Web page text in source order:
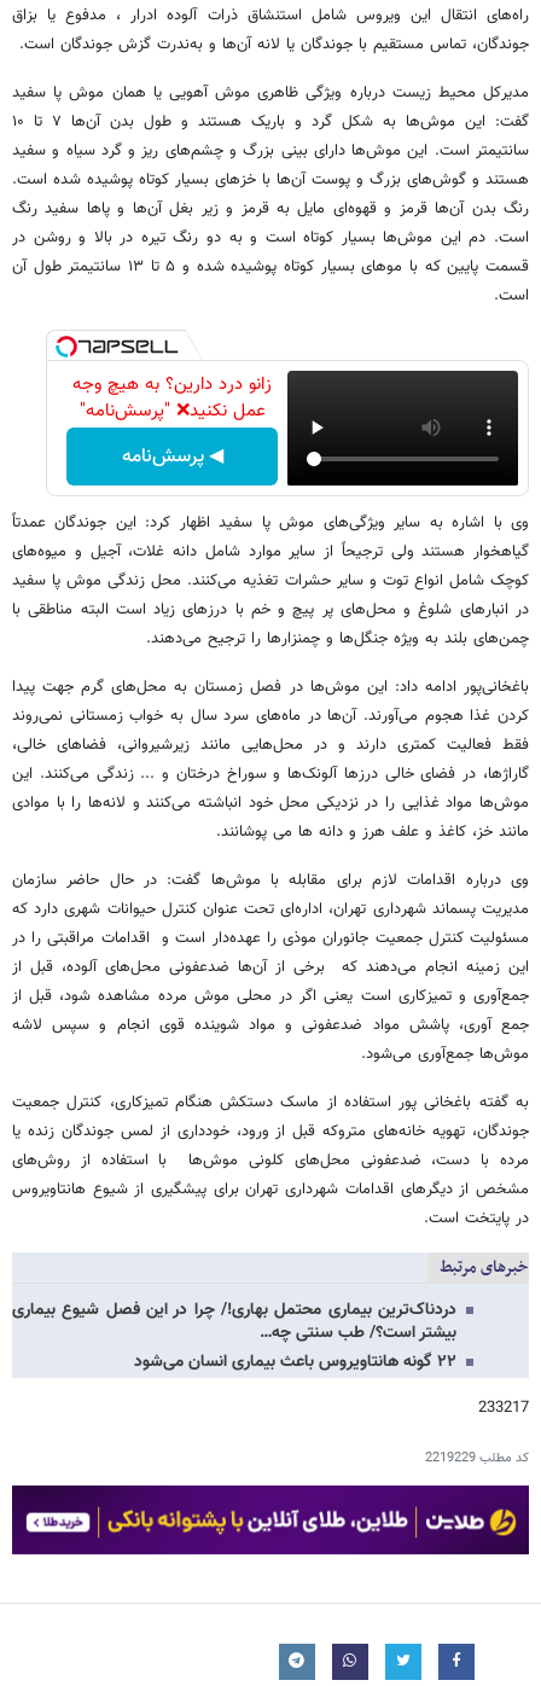
راه‌های انتقال این ویروس شامل استنشاق ذرات آلوده ادرار ، مدفوع یا بزاق
جوندگان، تماس مستقیم با جوندگان یا لانه آن‌ها و به‌ندرت گزش جوندگان است.
مدیرکل محیط زیست درباره ویژگی ظاهری موش آهویی یا همان موش پا سفید
گفت: این موش‌ها به شکل گرد و باریک هستند و طول بدن آن‌ها ۷ تا ۱۰
سانتیمتر است. این موش‌ها دارای بینی بزرگ و چشم‌های ریز و گرد سیاه و سفید
هستند و گوش‌های بزرگ و پوست آن‌ها با خزهای بسیار کوتاه پوشیده شده است.
رنگ بدن آن‌ها قرمز و قهوه‌ای مایل به قرمز و زیر بغل آن‌ها و پاها سفید رنگ
است. دم این موش‌ها بسیار کوتاه است و به دو رنگ تیره در بالا و روشن در
قسمت پایین که با موهای بسیار کوتاه پوشیده شده و ۵ تا ۱۳ سانتیمتر طول آن
است.
زانو درد دارین؟ به هیچ وجه
عمل نکنید❌ "پرسش‌نامه"
◀ پرسش‌نامه
وی با اشاره به سایر ویژگی‌های موش پا سفید اظهار کرد: این جوندگان عمدتاً
گیاهخوار هستند ولی ترجیحاً از سایر موارد شامل دانه غلات، آجیل و میوه‌های
کوچک شامل انواع توت و سایر حشرات تغذیه می‌کنند. محل زندگی موش پا سفید
در انبارهای شلوغ و محل‌های پر پیچ و خم با درزهای زیاد است البته مناطقی با
چمن‌های بلند به ویژه جنگل‌ها و چمنزارها را ترجیح می‌دهند.
باغخانی‌پور ادامه داد: این موش‌ها در فصل زمستان به محل‌های گرم جهت پیدا
کردن غذا هجوم می‌آورند. آن‌ها در ماه‌های سرد سال به خواب زمستانی نمی‌روند
فقط فعالیت کمتری دارند و در محل‌هایی مانند زیرشیروانی، فضاهای خالی،
گاراژها، در فضای خالی درزها آلونک‌ها و سوراخ درختان و ... زندگی می‌کنند. این
موش‌ها مواد غذایی را در نزدیکی محل خود انباشته می‌کنند و لانه‌ها را با موادی
مانند خز، کاغذ و علف هرز و دانه ها می پوشانند.
وی درباره اقدامات لازم برای مقابله با موش‌ها گفت: در حال حاضر سازمان
مدیریت پسماند شهرداری تهران، اداره‌ای تحت عنوان کنترل حیوانات شهری دارد که
مسئولیت کنترل جمعیت جانوران موذی را عهده‌دار است و اقدامات مراقبتی را در
این زمینه انجام می‌دهند که برخی از آن‌ها ضدعفونی محل‌های آلوده، قبل از
جمع‌آوری و تمیزکاری است یعنی اگر در محلی موش مرده مشاهده شود، قبل از
جمع آوری، پاشش مواد ضدعفونی و مواد شوینده قوی انجام و سپس لاشه
موش‌ها جمع‌آوری می‌شود.
به گفته باغخانی پور استفاده از ماسک دستکش هنگام تمیزکاری، کنترل جمعیت
جوندگان، تهویه خانه‌های متروکه قبل از ورود، خودداری از لمس جوندگان زنده یا
مرده با دست، ضدعفونی محل‌های کلونی موش‌ها با استفاده از روش‌های
مشخص از دیگرهای اقدامات شهرداری تهران برای پیشگیری از شیوع هانتاویروس
در پایتخت است.
خبرهای مرتبط
دردناک‌ترین بیماری محتمل بهاری!/ چرا در این فصل شیوع بیماری
بیشتر است؟/ طب سنتی چه…
۲۲ گونه هانتاویروس باعث بیماری انسان می‌شود
233217
کد مطلب2219229